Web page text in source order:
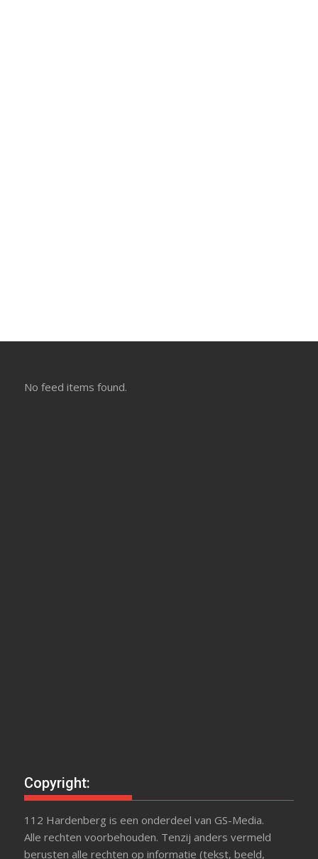
No feed items found.
Copyright:
112 Hardenberg is een onderdeel van GS-Media.
Alle rechten voorbehouden. Tenzij anders vermeld
berusten alle rechten op informatie (tekst, beeld,